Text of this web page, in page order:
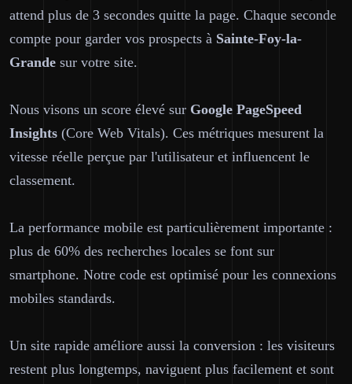
attend plus de 3 secondes quitte la page. Chaque seconde
compte pour garder vos prospects à Sainte-Foy-la-
Grande sur votre site.
Nous visons un score élevé sur Google PageSpeed
Insights (Core Web Vitals). Ces métriques mesurent la
vitesse réelle perçue par l'utilisateur et influencent le
classement.
La performance mobile est particulièrement importante :
plus de 60% des recherches locales se font sur
smartphone. Notre code est optimisé pour les connexions
mobiles standards.
Un site rapide améliore aussi la conversion : les visiteurs
restent plus longtemps, naviguent plus facilement et sont